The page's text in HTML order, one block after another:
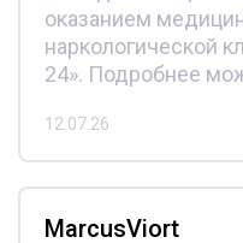
оказанием
наркологической
24». Подробнее
12.07.26
MarcusViort